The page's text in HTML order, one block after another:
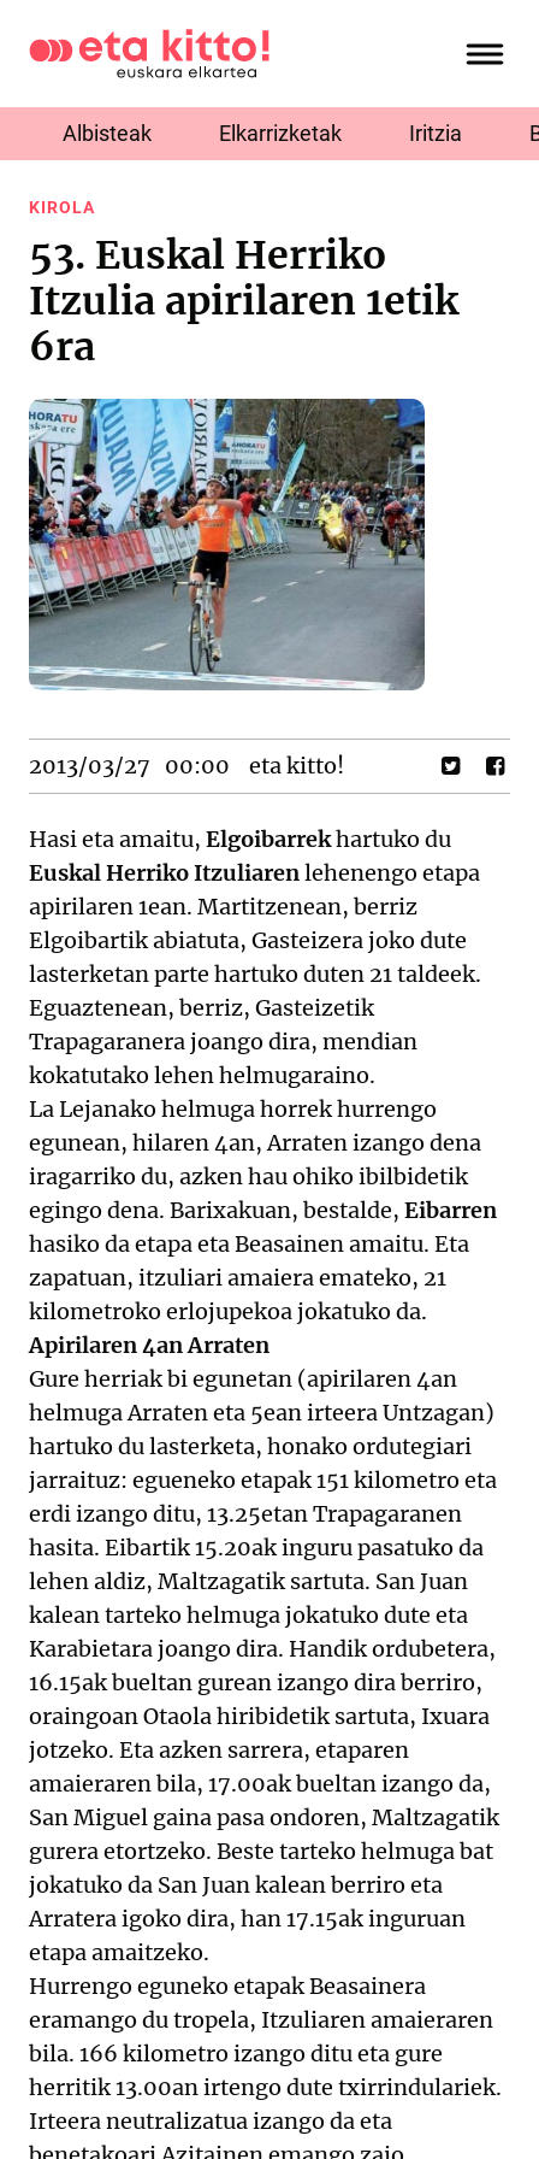
Albisteak Elkarrizketak Iritzia
KIROLA
53. Euskal Herriko
Itzulia apirilaren 1etik
6ra
2013/03/27 00:00 eta kitto!
Hasi eta amaitu, Elgoibarrekhartuko du
Euskal Herriko Itzuliarenlehenengo etapa
apirilaren 1ean. Martitzenean, berriz
Elgoibartik abiatuta, Gasteizera joko dute
lasterketan parte hartuko duten 21 taldeek.
Eguaztenean, berriz, Gasteizetik
Trapagaranera joango dira, mendian
kokatutako lehen helmugaraino.
La Lejanako helmuga horrek hurrengo
egunean, hilaren 4an, Arraten izango dena
iragarriko du, azken hau ohiko ibilbidetik
egingo dena. Barixakuan, bestalde, Eibarren
hasiko da etapa eta Beasainen amaitu. Eta
zapatuan, itzuliari amaiera emateko, 21
kilometroko erlojupekoa jokatuko da.
Apirilaren 4an Arraten
Gure herriak bi egunetan (apirilaren 4an
helmuga Arraten eta 5ean irteera Untzagan)
hartuko du lasterketa, honako ordutegiari
jarraituz: egueneko etapak 151 kilometro eta
erdi izango ditu, 13.25etan Trapagaranen
hasita. Eibartik 15.20ak inguru pasatuko da
lehen aldiz, Maltzagatik sartuta. San Juan
kalean tarteko helmuga jokatuko dute eta
Karabietara joango dira. Handik ordubetera,
16.15ak bueltan gurean izango dira berriro,
oraingoan Otaola hiribidetik sartuta, Ixuara
jotzeko. Eta azken sarrera, etaparen
amaieraren bila, 17.00ak bueltan izango da,
San Miguel gaina pasa ondoren, Maltzagatik
gurera etortzeko. Beste tarteko helmuga bat
jokatuko da San Juan kalean berriro eta
Arratera igoko dira, han 17.15ak inguruan
etapa amaitzeko.
Hurrengo eguneko etapak Beasainera
eramango du tropela, Itzuliaren amaieraren
bila. 166 kilometro izango ditu eta gure
herritik 13.00an irtengo dute txirrindulariek.
Irteera neutralizatua izango da eta